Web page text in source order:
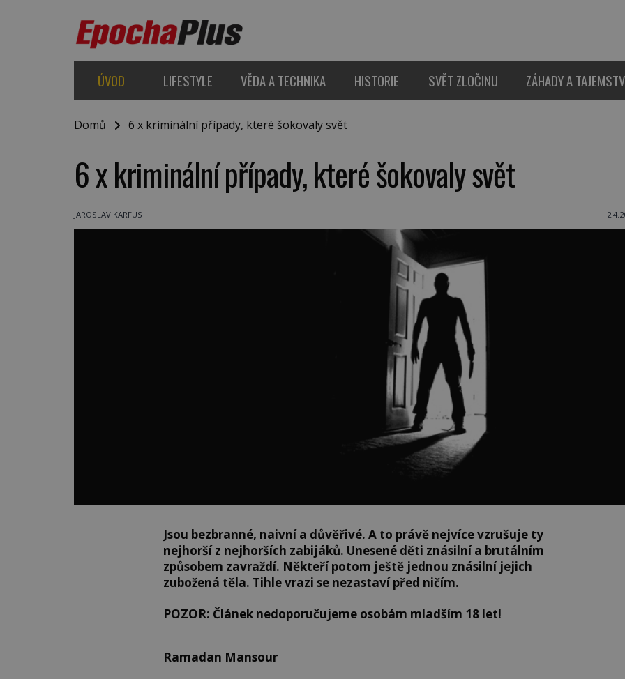
ÚVOD LIFESTYLE VĚDA A TECHNIKA HISTORIE SVĚT ZLOČINU ZÁHADY A
Domů 6 x kriminální případy, které šokovaly svět
6 x kriminální případy, které šokovaly svět
JAROSLAV KARFUS
Jsou bezbranné, naivní a důvěřivé. A to právě nejvíce vzrušuje ty
nejhorší z nejhorších zabijáků. Unesené děti znásilní a brutálním
způsobem zavraždí. Někteří potom ještě jednou znásilní jejich
zubožená těla. Tihle vrazi se nezastaví před ničím.
POZOR: Článek nedoporučujeme osobám mladším 18 let!
Ramadan Mansour